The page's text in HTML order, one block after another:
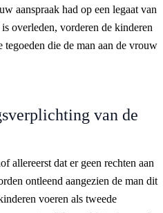
aanspraak had op een legaat van
overleden, vorderen de kinderen
tegoeden die de man aan de vrouw
van de
allereerst dat er geen rechten aan
ontleend aangezien de man dit
voeren als tweede